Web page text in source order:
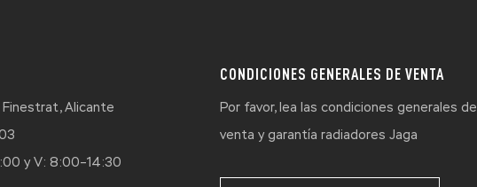
Alicante
y V: 8:00–14:30
CONDICIONES GENERALES DE VENTA
Por favor, lea las condiciones generales de
venta y garantía radiadores Jaga